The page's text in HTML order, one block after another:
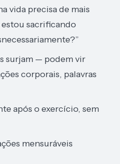
vida precisa de mais
estou sacrificando
surjam — podem vir
corporais, palavras
após o exercício, sem
mensuráveis